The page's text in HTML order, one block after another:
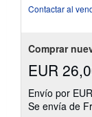
Contactar al
Comprar
EUR
Envío por
Se envía de